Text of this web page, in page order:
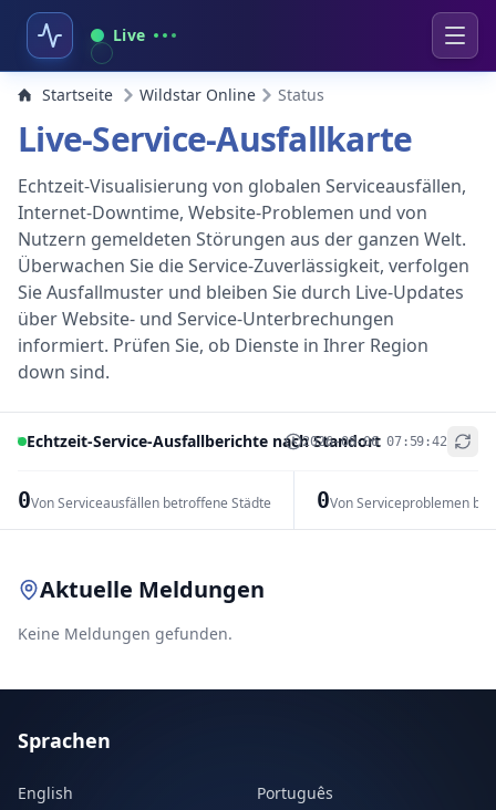
Live
Startseite Wildstar Online Status
Live-Service-Ausfallkarte
Echtzeit-Visualisierung von globalen Serviceausfällen,
Internet-Downtime, Website-Problemen und von
Nutzern gemeldeten Störungen aus der ganzen Welt.
Überwachen Sie die Service-Zuverlässigkeit, verfolgen
Sie Ausfallmuster und bleiben Sie durch Live-Updates
über Website- und Service-Unterbrechungen
informiert. Prüfen Sie, ob Dienste in Ihrer Region
down sind.
Echtzeit-Service-Ausfallberichte nach Standort
2026-08-06 07:59:42
0Von Serviceausfällen betroffene Städte 0Von Serviceproblemen
+
Aktuelle Meldungen
Keine Meldungen gefunden.
Sprachen
English
Português